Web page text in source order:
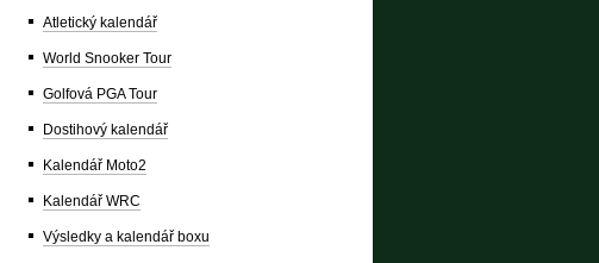
Atletický kalendář
World Snooker Tour
Golfová PGA Tour
Dostihový kalendář
Kalendář Moto2
Kalendář WRC
Výsledky a kalendář boxu